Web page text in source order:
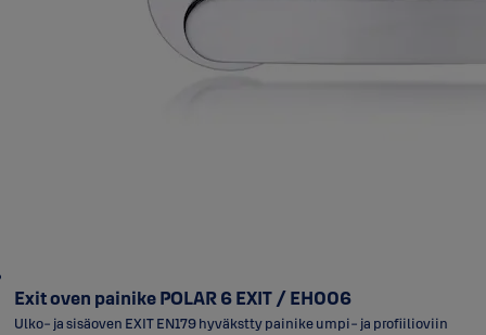
Exit oven painike POLAR 6 EXIT / EH006
Ulko- ja sisäoven EXIT EN179 hyväkstty painike umpi- ja profiilioviin